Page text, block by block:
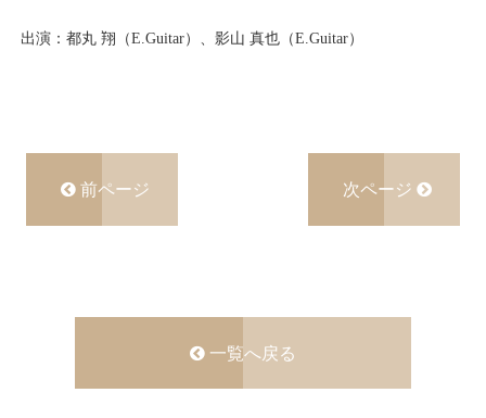
出演：都丸 翔（E.Guitar）、影山 真也（E.Guitar）
前ページ 次ページ
一覧へ戻る